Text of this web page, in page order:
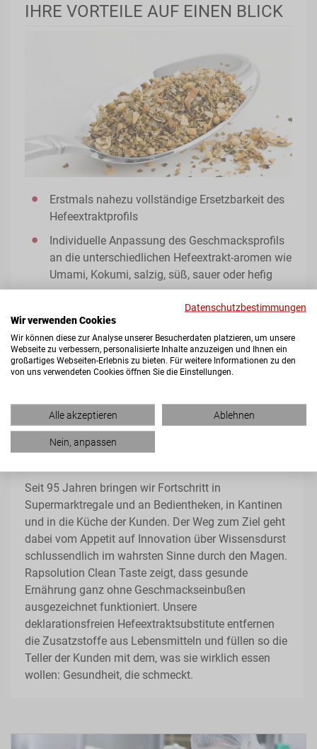
IHRE VORTEILE AUF EINEN BLICK
Erstmals nahezu vollständige Ersetzbarkeit des
Hefeextraktprofils
Individuelle Anpassung des Geschmacksprofils
an die unterschiedlichen Hefeextrakt-aromen wie
Umami, Kokumi, salzig, süß, sauer oder hefig
Fragen Sie nach Ihrer individuellen Lösung. Wir
beraten Sie gezielt Ihren Anforderungen und
Wünschen entsprechend.
FORTSCHRITT MIT RAPS
Seit 95 Jahren bringen wir Fortschritt in
Supermarktregale und an Bedientheken, in Kantinen
und in die Küche der Kunden. Der Weg zum Ziel geht
dabei vom Appetit auf Innovation über Wissensdurst
schlussendlich im wahrsten Sinne durch den Magen.
Rapsolution Clean Taste zeigt, dass gesunde
Ernährung ganz ohne Geschmackseinbußen
ausgezeichnet funktioniert. Unsere
deklarationsfreien Hefeextraktsubstitute entfernen
die Zusatzstoffe aus Lebensmitteln und füllen so die
Teller der Kunden mit dem, was sie wirklich essen
wollen: Gesundheit, die schmeckt.
Datenschutzbestimmungen
Wir verwenden Cookies
Wir können diese zur Analyse unserer Besucherdaten platzieren, um unsere
Webseite zu verbessern, personalisierte Inhalte anzuzeigen und Ihnen ein
großartiges Webseiten-Erlebnis zu bieten. Für weitere Informationen zu den
von uns verwendeten Cookies öffnen Sie die Einstellungen.
Alle akzeptieren Ablehnen
Nein, anpassen